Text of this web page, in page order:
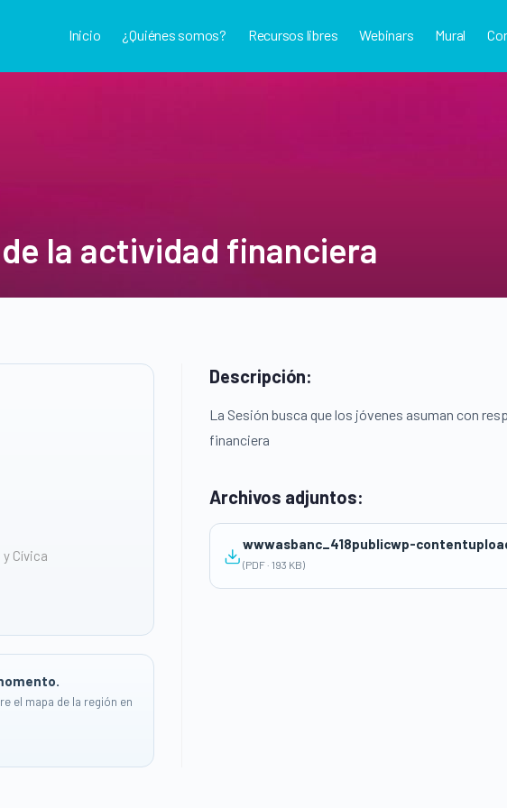
Inicio ¿Quiénes somos? Recursos libres Webinars Mural
la actividad financiera
Cívica
el mapa de la región en
Descripción:
La Sesión busca que los jóvenes asuman con
financiera
Archivos adjuntos:
wwwasbanc_418publicwp-
(PDF · 193 KB)